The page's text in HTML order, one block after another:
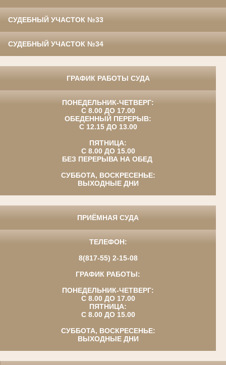
СУДЕБНЫЙ УЧАСТОК №33
СУДЕБНЫЙ УЧАСТОК №34
ГРАФИК РАБОТЫ СУДА
ПОНЕДЕЛЬНИК-ЧЕТВЕРГ:
С 8.00 ДО 17.00
ОБЕДЕННЫЙ ПЕРЕРЫВ:
С 12.15 ДО 13.00
ПЯТНИЦА:
С 8.00 ДО 15.00
БЕЗ ПЕРЕРЫВА НА ОБЕД
СУББОТА, ВОСКРЕСЕНЬЕ:
ВЫХОДНЫЕ ДНИ
ПРИЁМНАЯ СУДА
ТЕЛЕФОН:
8(817-55) 2-15-08
ГРАФИК РАБОТЫ:
ПОНЕДЕЛЬНИК-ЧЕТВЕРГ:
С 8.00 ДО 17.00
ПЯТНИЦА:
С 8.00 ДО 15.00
СУББОТА, ВОСКРЕСЕНЬЕ:
ВЫХОДНЫЕ ДНИ